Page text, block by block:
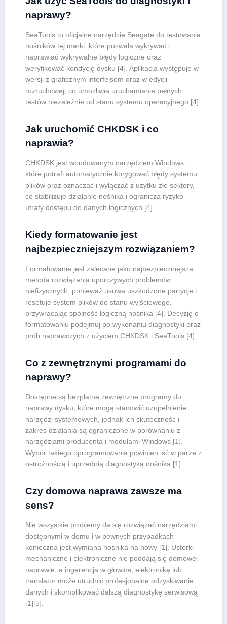
naprawy?
SeaTools to oficjalne narzędzie Seagate do testowania
nośników tej marki, które pozwala wykrywać i
naprawiać wykrywalne błędy logiczne oraz
weryfikować kondycję dysku [4]. Aplikacja występuje w
wersji z graficznym interfejsem oraz w edycji
rozruchowej, co umożliwia uruchamianie pełnych
testów niezależnie od stanu systemu operacyjnego [4].
Jak uruchomić CHKDSK i co
naprawia?
CHKDSK jest wbudowanym narzędziem Windows,
które potrafi automatycznie korygować błędy systemu
plików oraz oznaczać i wyłączać z użytku złe sektory,
co stabilizuje działanie nośnika i ogranicza ryzyko
utraty dostępu do danych logicznych [4].
Kiedy formatowanie jest
najbezpieczniejszym rozwiązaniem?
Formatowanie jest zalecane jako najbezpieczniejsza
metoda rozwiązania uporczywych problemów
niefizycznych, ponieważ usuwa uszkodzone partycje i
resetuje system plików do stanu wyjściowego,
przywracając spójność logiczną nośnika [4]. Decyzję o
formatowaniu podejmuj po wykonaniu diagnostyki oraz
prób naprawczych z użyciem CHKDSK i SeaTools [4].
Co z zewnętrznymi programami do
naprawy?
Dostępne są bezpłatne zewnętrzne programy do
naprawy dysku, które mogą stanowić uzupełnienie
narzędzi systemowych, jednak ich skuteczność i
zakres działania są ograniczone w porównaniu z
narzędziami producenta i modułami Windows [1].
Wybór takiego oprogramowania powinien iść w parze z
ostrożnością i uprzednią diagnostyką nośnika [1].
Czy domowa naprawa zawsze ma
sens?
Nie wszystkie problemy da się rozwiązać narzędziami
dostępnymi w domu i w pewnych przypadkach
konieczna jest wymiana nośnika na nowy [1]. Usterki
mechaniczne i elektroniczne nie poddają się domowej
naprawie, a ingerencja w głowice, elektronikę lub
translator może utrudnić profesjonalne odzyskiwanie
danych i skomplikować dalszą diagnostykę serwisową
[1][5].